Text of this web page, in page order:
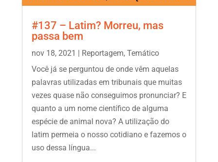
#137 – Latim? Morreu, mas
passa bem
nov 18, 2021 Reportagem, Temático
Você já se perguntou de onde vêm aquelas
palavras utilizadas em tribunais que muitas
vezes quase não conseguimos pronunciar? E
quanto a um nome científico de alguma
espécie de animal nova? A utilização do
latim permeia o nosso cotidiano e fazemos o
uso dessa língua...